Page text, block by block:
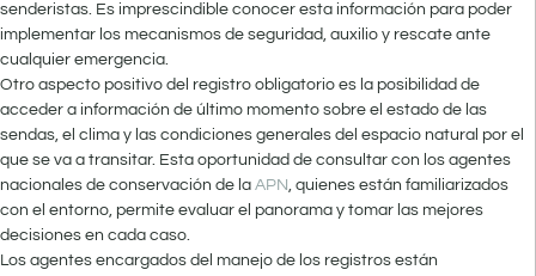
senderistas. Es imprescindible conocer esta información para poder
implementar los mecanismos de seguridad, auxilio y rescate ante
cualquier emergencia.
Otro aspecto positivo del registro obligatorio es la posibilidad de
acceder a información de último momento sobre el estado de las
sendas, el clima y las condiciones generales del espacio natural por el
que se va a transitar. Esta oportunidad de consultar con los agentes
nacionales de conservación de la APN, quienes están familiarizados
con el entorno, permite evaluar el panorama y tomar las mejores
decisiones en cada caso.
Los agentes encargados del manejo de los registros están